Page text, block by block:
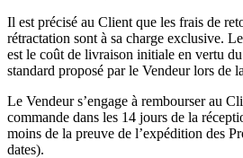
Il est précisé au Client que les frais de
rétractation sont à sa charge exclusive.
est le coût de livraison initiale en vertu
standard proposé par le Vendeur lors de
Le Vendeur s’engage à rembourser au
commande dans les 14 jours de la
moins de la preuve de l’expédition des
dates).